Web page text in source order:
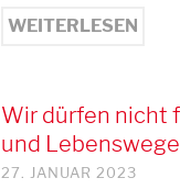
WEITERLESEN
Wir dürfen nicht
und
27. JANUAR 2023